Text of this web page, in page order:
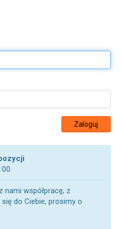
Zaloguj
nami współpracę, z
do Ciebie, prosimy o